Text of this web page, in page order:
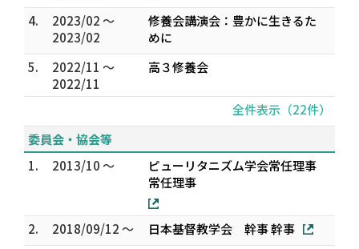
4.
2023/02 ～
2023/02
修養会講演会：豊かに生きるた
めに
5.
2022/11 ～
2022/11
高３修養会
全件表示（22件）
委員会・協会等
1.
2013/10 ～
ピューリタニズム学会常任理事
常任理事
2. 2018/09/12 ～
日本基督教学会 幹事 幹事